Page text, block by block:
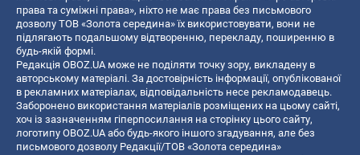
права та суміжні права», ніхто не має права без письмового
дозволу ТОВ «Золота середина» їх використовувати, вони не
підлягають подальшому відтворенню, перекладу, поширенню в
будь-якій формі.
Редакція OBOZ.UA може не поділяти точку зору, викладену в
авторському матеріалі. За достовірність інформації, опублікованої
в рекламних матеріалах, відповідальність несе рекламодавець.
Заборонено використання матеріалів розміщених на цьому сайті,
хоч із зазначенням гіперпосилання на сторінку цього сайту,
логотипу OBOZ.UA або будь-якого іншого згадування, але без
письмового дозволу Редакції/ТОВ «Золота середина»